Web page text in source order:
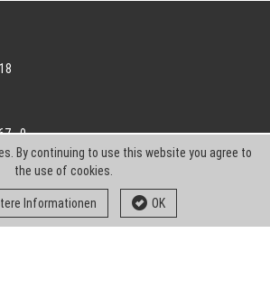
- 0
- 239
By continuing to use this website you agree to
the use of cookies.
Informationen OK